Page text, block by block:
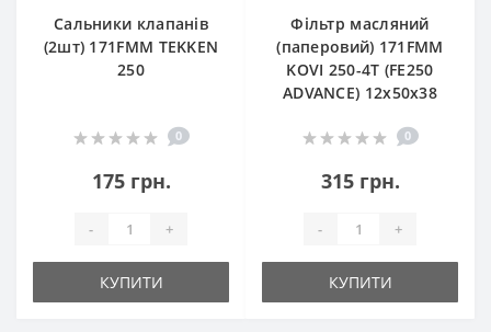
Сальники клапанів
(2шт) 171FMM TEKKEN
250
0
175 грн.
- +
КУПИТИ
Фільтр масляний
(паперовий) 171FMM
KOVI 250-4T (FE250
ADVANCE) 12х50х38
0
315 грн.
- +
КУПИТИ